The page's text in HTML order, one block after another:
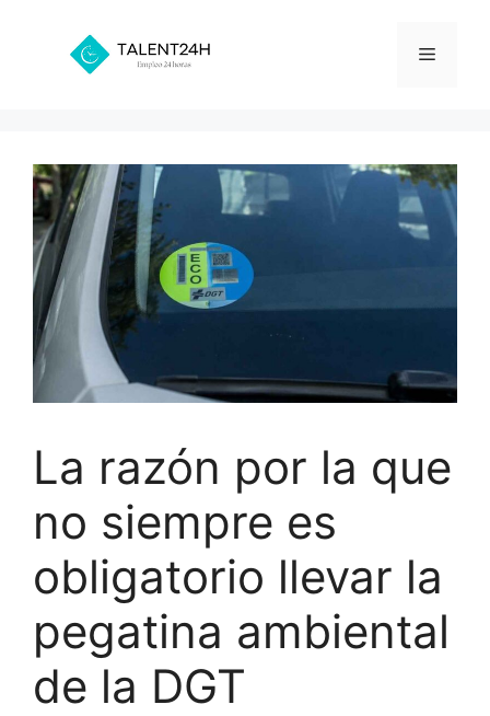
contenido
Menú
La razón por la que
no siempre es
obligatorio llevar la
pegatina ambiental
de la DGT